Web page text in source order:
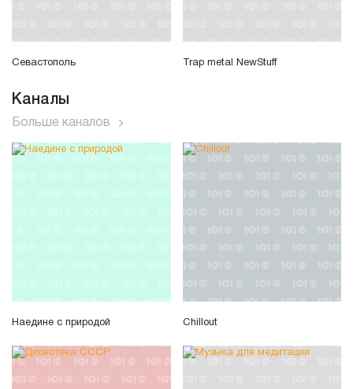
Севастополь Trap metal NewStuff
Каналы
Больше каналов
Наедине с природой Chillout